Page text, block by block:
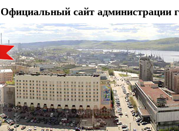
Официальный сайт администрации